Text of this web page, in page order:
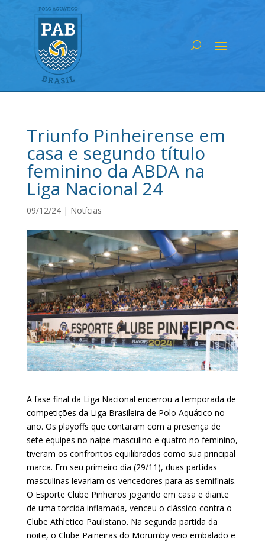
Triunfo Pinheirense em
casa e segundo título
feminino da ABDA na
Liga Nacional 24
09/12/24| Notícias
A fase final da Liga Nacional encerrou a temporada de
competições da Liga Brasileira de Polo Aquático no
ano. Os playoffs que contaram com a presença de
sete equipes no naipe masculino e quatro no feminino,
tiveram os confrontos equilibrados como sua principal
marca. Em seu primeiro dia (29/11), duas partidas
masculinas levariam os vencedores para as semifinais.
O Esporte Clube Pinheiros jogando em casa e diante
de uma torcida inflamada, venceu o clássico contra o
Clube Athletico Paulistano. Na segunda partida da
noite, o Clube Paineiras do Morumby veio embalado e